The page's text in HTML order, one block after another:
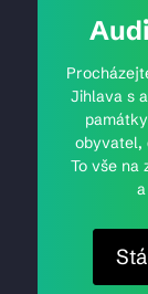
Jihlava s
obyvatel,
To vše na